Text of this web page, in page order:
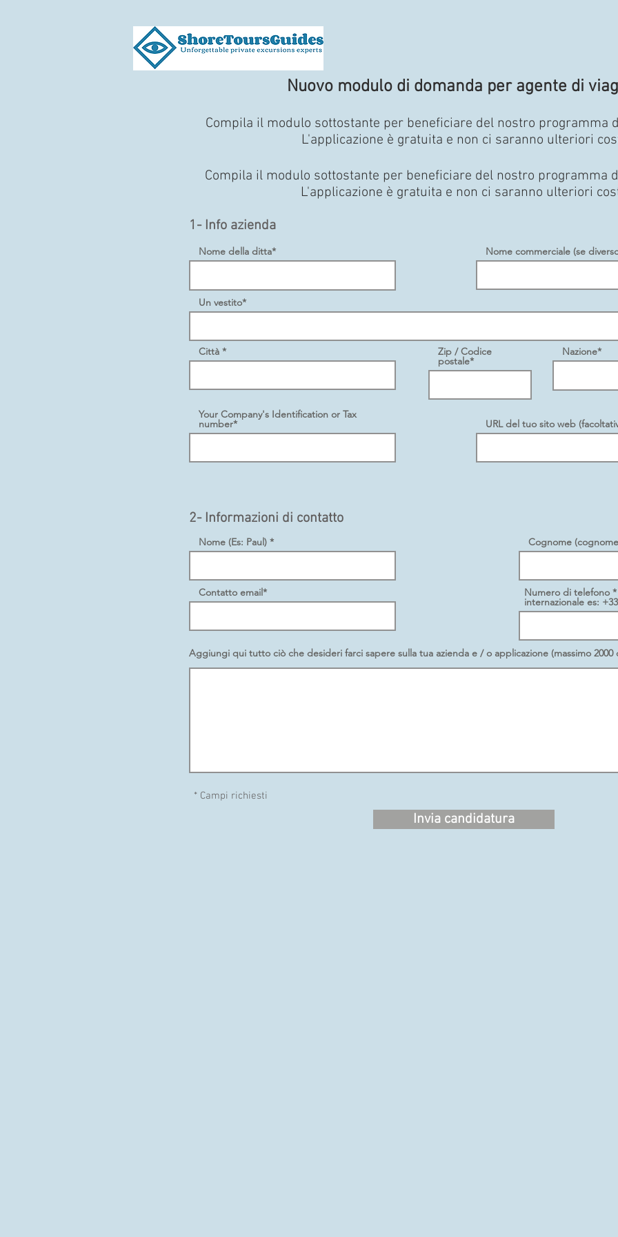
Nuovo modulo di domanda per agente di
Compila il modulo sottostante per beneficiare del nostro programma
L'applicazione è gratuita e non ci saranno ulteriori
Compila il modulo sottostante per beneficiare del nostro programma
L'applicazione è gratuita e non ci saranno ulteriori
1- Info azienda
Nome della ditta* Nome commerciale (se
Un vestito*
Città *
Your Company's Identification or Tax
number*
Zip / Codice
postale*
Nazione*
URL del tuo sito web
2- Informazioni di contatto
Nome (Es: Paul) *
Contatto email*
Cognome
Numero di telefono
internazionale es:
Aggiungi qui tutto ciò che desideri farci sapere sulla tua azienda e / o applicazione (massimo 2000
* Campi richiesti
Invia candidatura